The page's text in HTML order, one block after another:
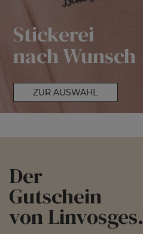
Stickerei
nach Wunsch
ZUR AUSWAHL
Der
Gutschein
von Linvosges.